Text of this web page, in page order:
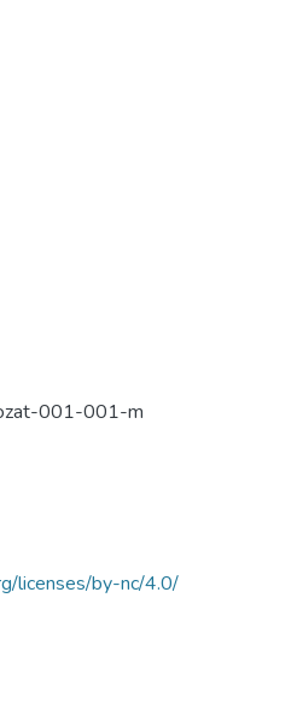
001-001-m
licenses/by-nc/4.0/